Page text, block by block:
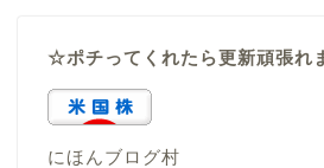
☆ポチってくれたら更新頑張れ
にほんブログ村